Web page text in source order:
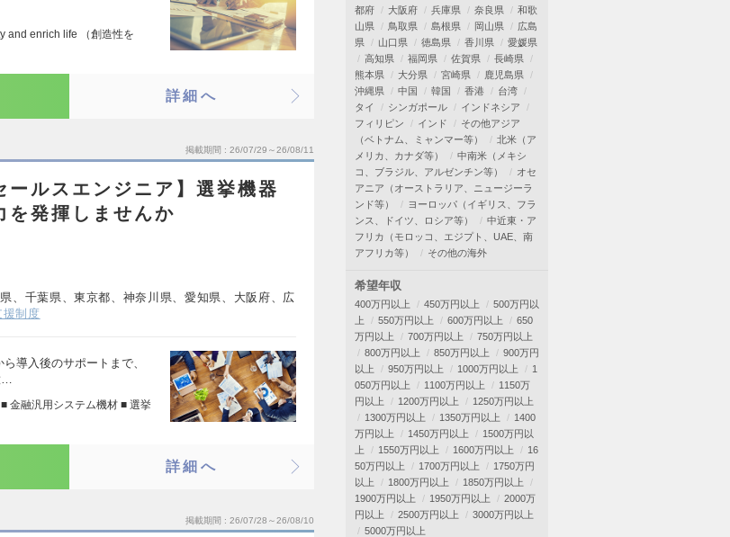
and enrich life （創造性を
詳細へ
掲載期間 26/07/29～26/08/11
ールスエンジニア】選挙機器
を発揮しませんか
、千葉県、東京都、神奈川県、愛知県、大阪府、広
援制度
導入後のサポートまで、
金融汎用システム機材 ■ 選挙
詳細へ
掲載期間 26/07/28～26/08/10
都府
大阪府 兵庫県 奈良県
和歌
山県
鳥取県 島根県 岡山県
広島
県
山口県 徳島県 香川県
愛媛県
高知県
福岡県 佐賀県
長崎県
熊本県
大分県 宮崎県
鹿児島県
沖縄県
中国 韓国 香港
台湾
タイ
シンガポール
インドネシア
フィリピン
インド
その他アジア
（ベトナム、ミャンマー等）
北米（ア
メリカ、カナダ等）
中南米（メキシ
コ、ブラジル、アルゼンチン等）
オセ
アニア（オーストラリア、ニュージーラ
ンド等）
ヨーロッパ（イギリス、フラ
ンス、ドイツ、ロシア等）
中近東・ア
フリカ（モロッコ、エジプト、UAE、南
アフリカ等）
その他の海外
希望年収
400万円以上 450万円以上
500万円以
上
550万円以上 600万円以上
650
万円以上
700万円以上
750万円以上
800万円以上
850万円以上
900万円
以上
950万円以上 1000万円以上
1
050万円以上
1100万円以上
1150万
円以上
1200万円以上
1250万円以上
1300万円以上
1350万円以上
1400
万円以上
1450万円以上
1500万円以
上
1550万円以上 1600万円以上
16
50万円以上
1700万円以上
1750万円
以上
1800万円以上
1850万円以上
1900万円以上
1950万円以上
2000万
円以上
2500万円以上
3000万円以上
5000万円以上